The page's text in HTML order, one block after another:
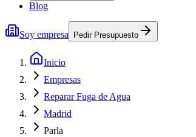
Blog
Soy empresa Pedir Presupuesto
Inicio
Empresas
Reparar Fuga de Agua
Madrid
Parla